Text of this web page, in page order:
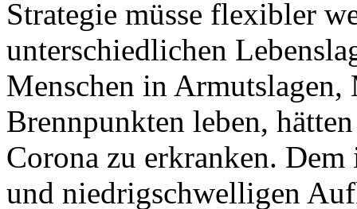
Strategie müsse flexibler
unterschiedlichen
Menschen in Armutslagen,
Brennpunkten leben,
Corona zu erkranken.
und niedrigschwelligen